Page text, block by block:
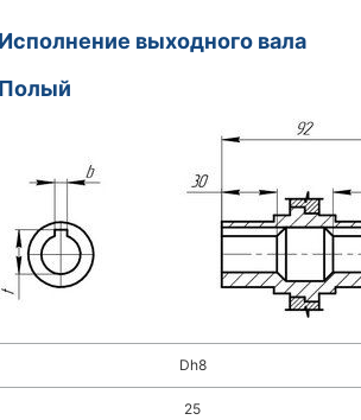
Исполнение выходного вала
Полый
Dh8
25